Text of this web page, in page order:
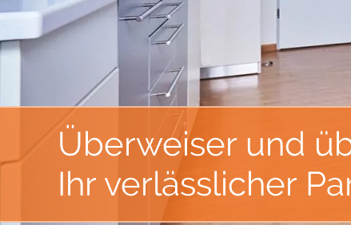
Überweiser und
Ihr verlässlicher